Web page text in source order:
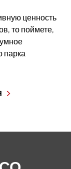
ценность
то поймете,
парка